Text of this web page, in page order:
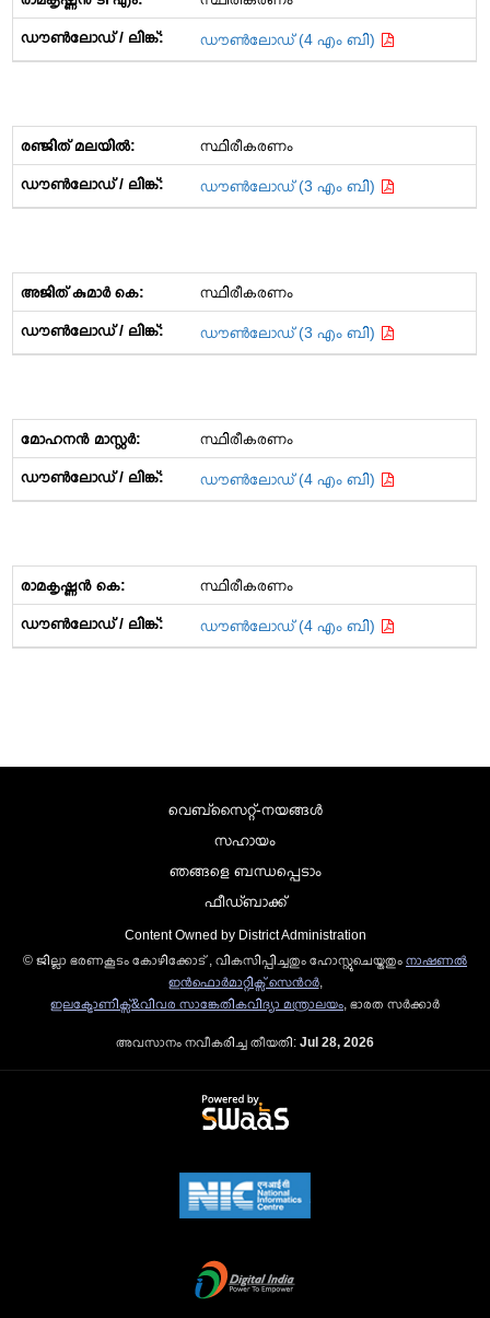
ഡൗൺലോഡ് (4 എം ബി)
സ്ഥിരീകരണം
ഡൗൺലോഡ് (3 എം ബി)
സ്ഥിരീകരണം
ഡൗൺലോഡ് (3 എം ബി)
സ്ഥിരീകരണം
ഡൗൺലോഡ് (4 എം ബി)
സ്ഥിരീകരണം
ഡൗൺലോഡ് (4 എം ബി)
വെബ്സൈറ്റ്-നയങ്ങള്‍
സഹായം
ഞങ്ങളെ ബന്ധപ്പെടാം
ഫീഡ്ബാക്ക്
Content Owned by District Administration
© ജില്ലാ ഭരണകൂടം കോഴിക്കോട് , വികസിപ്പിച്ചതും ഹോസ്റ്റുചെയ്തതും നാഷണല്‍
ഇന്‍ഫൊര്‍മാറ്റിക്സ് സെന്‍റര്‍,
ഇലക്ട്രോണിക്സ്&വിവര സാങ്കേതികവിദ്യാ മന്ത്രാലയം, ഭാരത സര്‍ക്കാര്‍
അവസാനം നവീകരിച്ച തീയതി: Jul 28, 2026